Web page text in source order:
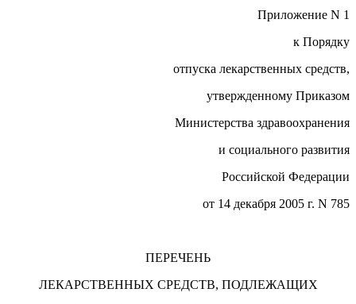
Приложение N 1
к Порядку
отпуска лекарственных средств,
утвержденному Приказом
Министерства здравоохранения
и социального развития
Российской Федерации
от 14 декабря 2005 г. N 785
ПЕРЕЧЕНЬ
ЛЕКАРСТВЕННЫХ СРЕДСТВ, ПОДЛЕЖАЩИХ